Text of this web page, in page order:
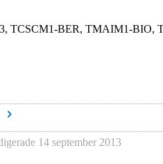
TCSCM1-BER, TMAIM1-BIO,
14 september 2013